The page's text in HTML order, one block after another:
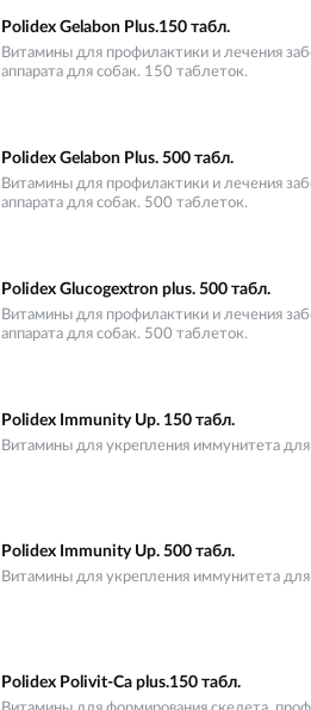
Polidex Gelabon Plus.150 табл.
Витамины для профилактики и лечения
аппарата для собак. 150 таблеток.
Polidex Gelabon Plus. 500 табл.
Витамины для профилактики и лечения
аппарата для собак. 500 таблеток.
Polidex Glucogextron plus. 500 табл.
Витамины для профилактики и лечения
аппарата для собак. 500 таблеток.
Polidex Immunity Up. 150 табл.
Витамины для укрепления иммунитета
Polidex Immunity Up. 500 табл.
Витамины для укрепления иммунитета
Polidex Polivit-Ca plus.150 табл.